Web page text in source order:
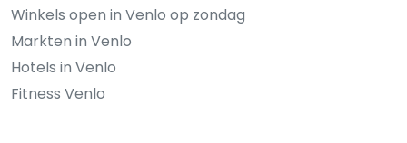
Winkels open in Venlo op zondag
Markten in Venlo
Hotels in Venlo
Fitness Venlo